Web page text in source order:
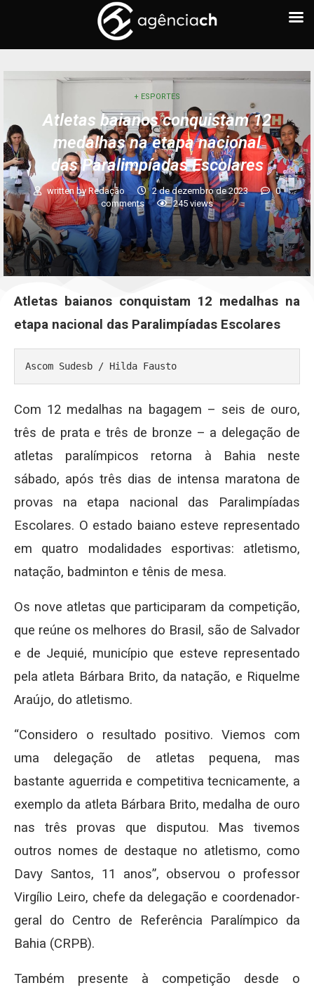
+ ESPORTES
Atletas baianos conquistam 12
medalhas na etapa nacional
das Paralimpíadas Escolares
written byRedação 2 de dezembro de 2023
0
comments
245 views
Atletas baianos conquistam 12 medalhas na
etapa nacional das Paralimpíadas Escolares
Ascom Sudesb / Hilda Fausto
Com 12 medalhas na bagagem – seis de ouro,
três de prata e três de bronze – a delegação de
atletas paralímpicos retorna à Bahia neste
sábado, após três dias de intensa maratona de
provas na etapa nacional das Paralimpíadas
Escolares. O estado baiano esteve representado
em quatro modalidades esportivas: atletismo,
natação, badminton e tênis de mesa.
Os nove atletas que participaram da competição,
que reúne os melhores do Brasil, são de Salvador
e de Jequié, município que esteve representado
pela atleta Bárbara Brito, da natação, e Riquelme
Araújo, do atletismo.
“Considero o resultado positivo. Viemos com
uma delegação de atletas pequena, mas
bastante aguerrida e competitiva tecnicamente, a
exemplo da atleta Bárbara Brito, medalha de ouro
nas três provas que disputou. Mas tivemos
outros nomes de destaque no atletismo, como
Davy Santos, 11 anos”, observou o professor
Virgílio Leiro, chefe da delegação e coordenador-
geral do Centro de Referência Paralímpico da
Bahia (CRPB).
Também presente à competição desde o